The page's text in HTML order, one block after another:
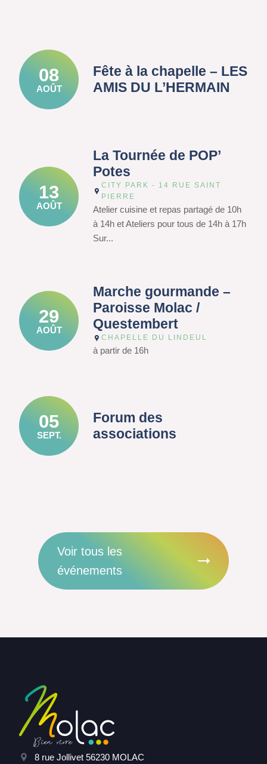
08
AOÛT
Fête à la chapelle – LES
AMIS DU L’HERMAIN
13
AOÛT
La Tournée de POP’
Potes
CITY PARK - 14 RUE SAINT
PIERRE
Atelier cuisine et repas partagé de 10h
à 14h et Ateliers pour tous de 14h à 17h
Sur...
29
AOÛT
Marche gourmande –
Paroisse Molac /
Questembert
CHAPELLE DU LINDEUL
à partir de 16h
05
SEPT.
Forum des
associations
Voir tous les
événements
8 rue Jollivet 56230 MOLAC